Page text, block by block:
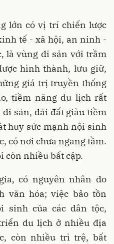
lớn có vị trí chiến lược
tế - xã hội, an ninh -
là vùng di sản với trầm
hình thành, lưu giữ,
giá trị truyền thống
tiềm năng du lịch rất
sản, dải đất giàu tiềm
huy sức mạnh nội sinh
có nơi chưa ngang tầm.
còn nhiều bất cập.
có nguyên nhân do
văn hóa; việc bảo tồn
sinh của các dân tộc,
du lịch ở nhiều địa
còn nhiều trì trệ, bất